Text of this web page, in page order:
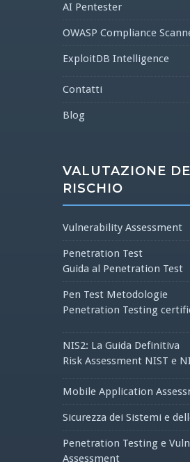
AI Pentester
OWASP Compliance
ExploitDB Intelligence
Contatti
Blog
VALUTAZIONE
RISCHIO
Vulnerability Assessment
Penetration Test
Guida al Penetration Test
Pen Test Metodologie
Penetration Testing
NIS2: La Guida Definitiva
Risk Assessment NIST e
Mobile Application
Sicurezza dei Sistemi e
Penetration Testing e
Assessment